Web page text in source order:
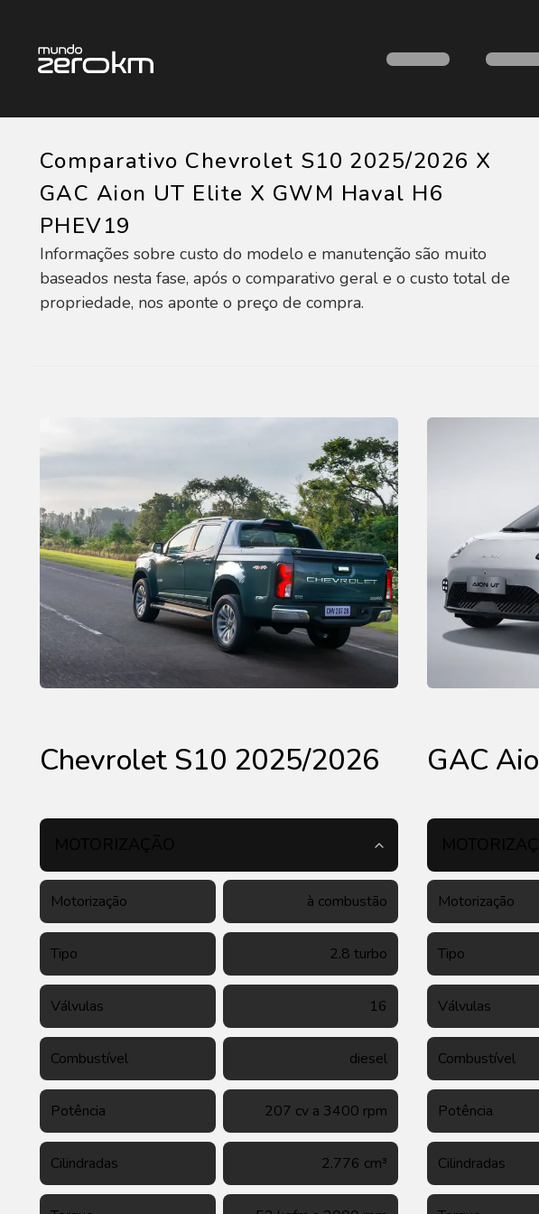
Comparativo Chevrolet S10 2025/2026 X
GAC Aion UT Elite X GWM Haval H6
PHEV19
Informações sobre custo do modelo e manutenção são muito
baseados nesta fase, após o comparativo geral e o custo total de
propriedade, nos aponte o preço de compra.
Chevrolet S10 2025/2026 GAC
Motorização à combustão
Tipo 2.8 turbo
Válvulas 16
Combustível diesel
Potência 207 cv a 3400 rpm
Cilindradas 2.776 cm³
Motorização
Tipo
Válvulas
Combustível
Potência
Cilindradas